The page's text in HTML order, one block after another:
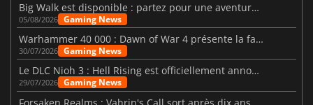
Big Walk est disponible : partez pour une aventure entre amis
05/08/2026 Gaming News
Warhammer 40 000 : Dawn of War 4 présente la faction des Nécrons
30/07/2026 Gaming News
Le DLC Nioh 3 : Hell Rising est officiellement annoncé
29/07/2026 Gaming News